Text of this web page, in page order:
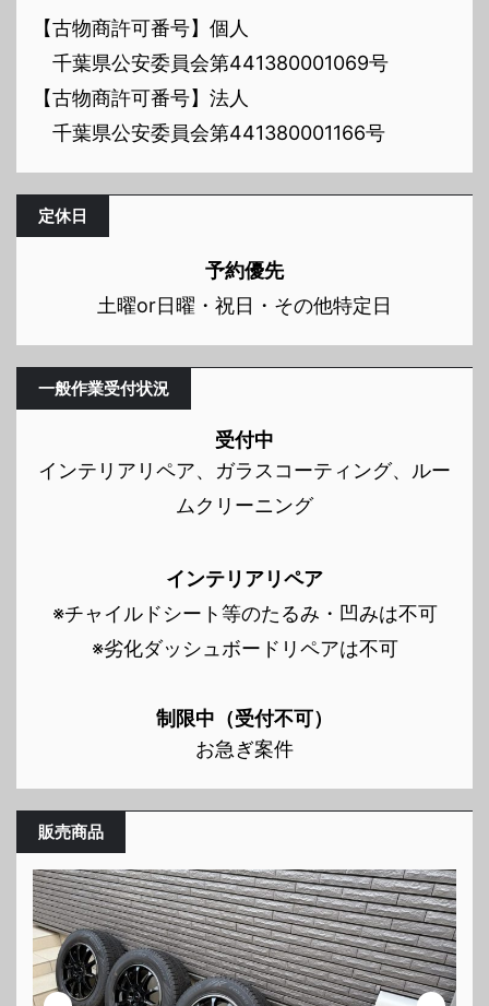
【古物商許可番号】個人
千葉県公安委員会第441380001069号
【古物商許可番号】法人
千葉県公安委員会第441380001166号
定休日
予約優先
土曜or日曜・祝日・その他特定日
一般作業受付状況
受付中
インテリアリペア、ガラスコーティング、ルー
ムクリーニング
インテリアリペア
※チャイルドシート等のたるみ・凹みは不可
※劣化ダッシュボードリペアは不可
制限中（受付不可）
お急ぎ案件
販売商品